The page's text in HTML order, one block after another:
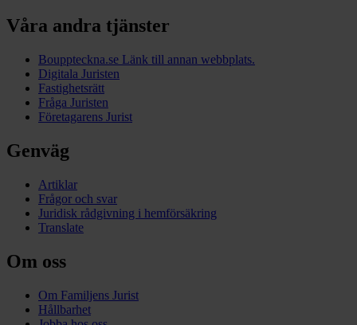
Våra andra tjänster
Bouppteckna.se Länk till annan webbplats.
Digitala Juristen
Fastighetsrätt
Fråga Juristen
Företagarens Jurist
Genväg
Artiklar
Frågor och svar
Juridisk rådgivning i hemförsäkring
Translate
Om oss
Om Familjens Jurist
Hållbarhet